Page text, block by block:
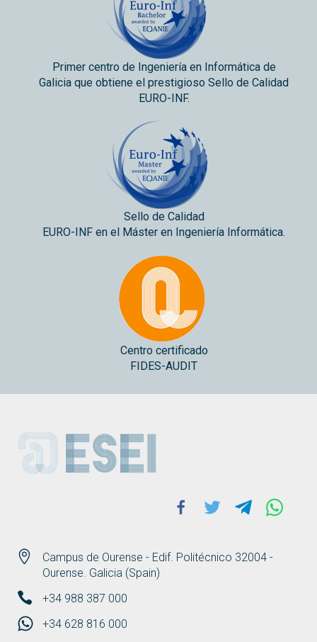
Primer centro de Ingeniería en Informática de
Galicia que obtiene el prestigioso Sello de Calidad
EURO-INF.
Sello de Calidad
EURO-INF en el Máster en Ingeniería Informática.
Centro certificado
FIDES-AUDIT
ESEI
Campus de Ourense - Edif. Politécnico 32004 -
Ourense. Galicia (Spain)
+34 988 387 000
+34 628 816 000
Facebook
Twitter Telegram